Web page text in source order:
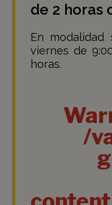
de 2 horas
En
viernes de
horas.
/